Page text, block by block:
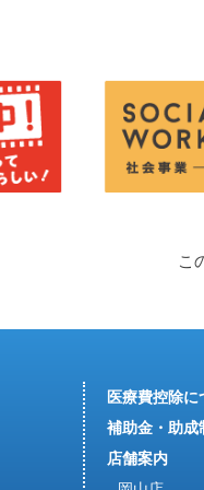
こ
医療費控除に
補助金・助成
店舗案内